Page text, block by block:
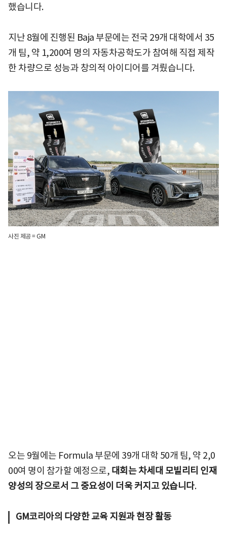
했습니다.
지난 8월에 진행된 Baja 부문에는 전국 29개 대학에서 35
개 팀, 약 1,200여 명의 자동차공학도가 참여해 직접 제작
한 차량으로 성능과 창의적 아이디어를 겨뤘습니다.
사진 제공 = GM
오는 9월에는 Formula 부문에 39개 대학 50개 팀, 약 2,0
00여 명이 참가할 예정으로, 대회는 차세대 모빌리티 인재
양성의 장으로서 그 중요성이 더욱 커지고 있습니다.
GM코리아의 다양한 교육 지원과 현장 활동